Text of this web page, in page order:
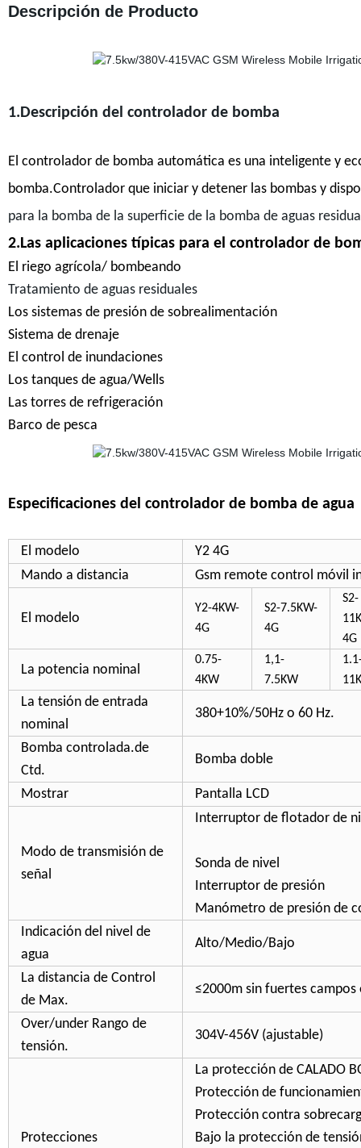
Descripción de Producto
1.Descripción del controlador de bomba
El controlador de bomba automática es una inteligente y
bomba.Controlador que iniciar y detener las bombas y
para la bomba de la superficie de la bomba de aguas
2.Las aplicaciones típicas para el controlador de
El riego agrícola/ bombeando
Tratamiento de aguas residuales
Los sistemas de presión de sobrealimentación
Sistema de drenaje
El control de inundaciones
Los tanques de agua/Wells
Las torres de refrigeración
Barco de pesca
Especificaciones del controlador de bomba de agua
El modelo
Y2 4G
Mando a distancia
Gsm remote control móvil
El modelo
Y2-4KW-
4G
S2-7.5KW-
4G
S2-
4G
La potencia nominal
0.75-
4KW
1,1-
7.5KW
La tensión de entrada
nominal
380+10%/50Hz o 60 Hz.
Bomba controlada.de
Ctd.
Bomba doble
Mostrar Pantalla LCD
Modo de transmisión de
señal
Interruptor de flotador de
Sonda
Manómetro de presión de
Indicación del nivel de
agua
Alto/Medio/Bajo
La distancia de Control
de Max.
≤2000m sin fuertes
Over/under Rango de
tensión.
304V-456V (ajustable)
Protecciones
La protección de CALADO
Protección de
Protección contra
Bajo la protección de